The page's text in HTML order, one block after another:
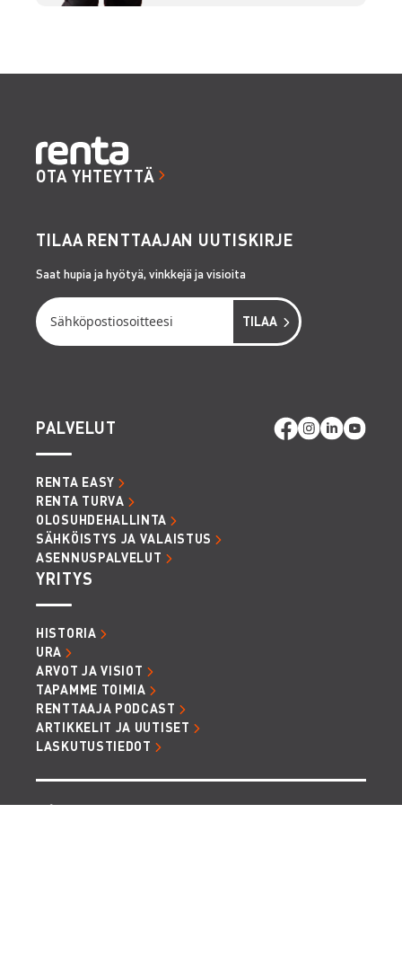
OTA YHTEYTTÄ
TILAA RENTTAAJAN UUTISKIRJE
Saat hupia ja hyötyä, vinkkejä ja visioita
PALVELUT
RENTA EASY
RENTA TURVA
OLOSUHDEHALLINTA
SÄHKÖISTYS JA VALAISTUS
ASENNUSPALVELUT
YRITYS
HISTORIA
URA
ARVOT JA VISIOT
TAPAMME TOIMIA
RENTTAAJA PODCAST
ARTIKKELIT JA UUTISET
LASKUTUSTIEDOT